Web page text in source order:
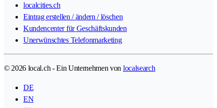
localcities.ch
Eintrag erstellen / ändern / löschen
Kundencenter für Geschäftskunden
Unerwünschtes Telefonmarketing
© 2026 local.ch - Ein Unternehmen von localsearch
DE
EN